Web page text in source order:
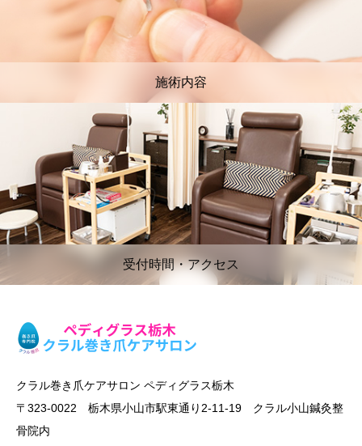
施術内容
受付時間・アクセス
クラル巻き爪ケアサロン ペディグラス栃木
〒323-0022 栃木県小山市駅東通り2-11-19 クラル小山鍼灸整
骨院内